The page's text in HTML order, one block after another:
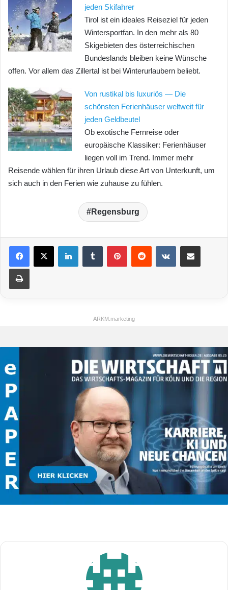
jeden Skifahrer
Tirol ist ein ideales Reiseziel für jeden
Wintersportfan. In den mehr als 80
Skigebieten des österreichischen
Bundeslands bleiben keine Wünsche
offen. Vor allem das Zillertal ist bei Winterurlaubern beliebt.
Von rustikal bis luxuriös — Die
schönsten Ferienhäuser weltweit für
jeden Geldbeutel
Ob exotische Fernreise oder
europäische Klassiker: Ferienhäuser
liegen voll im Trend. Immer mehr
Reisende wählen für ihren Urlaub diese Art von Unterkunft, um
sich auch in den Ferien wie zuhause zu fühlen.
Regensburg
ARKM.marketing